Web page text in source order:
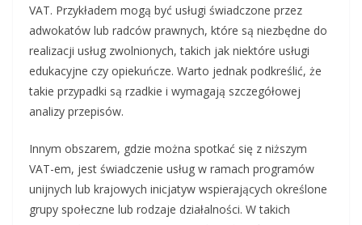
VAT. Przykładem mogą być usługi świadczone przez
adwokatów lub radców prawnych, które są niezbędne do
realizacji usług zwolnionych, takich jak niektóre usługi
edukacyjne czy opiekuńcze. Warto jednak podkreślić, że
takie przypadki są rzadkie i wymagają szczegółowej
analizy przepisów.
Innym obszarem, gdzie można spotkać się z niższym
VAT-em, jest świadczenie usług w ramach programów
unijnych lub krajowych inicjatyw wspierających określone
grupy społeczne lub rodzaje działalności. W takich